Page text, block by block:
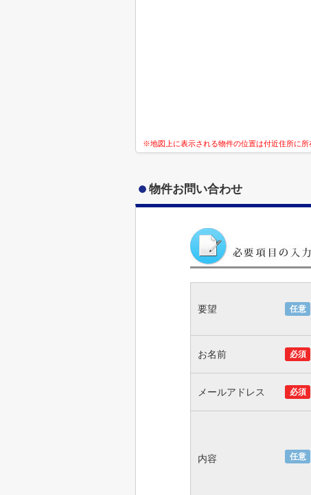
※地図上に表示される物件の位置は付近住所に所
物件お問い合わせ
要望 任意
お名前 必須
メールアドレス 必須
内容 任意